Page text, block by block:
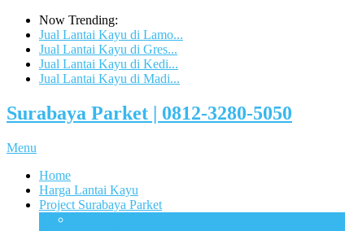
Now Trending:
Jual Lantai Kayu di Lamo...
Jual Lantai Kayu di Gres...
Jual Lantai Kayu di Kedi...
Jual Lantai Kayu di Madi...
Surabaya Parket | 0812-3280-5050
Menu
Home
Harga Lantai Kayu
Project Surabaya Parket